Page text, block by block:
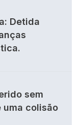
Detida
sem
uma colisão